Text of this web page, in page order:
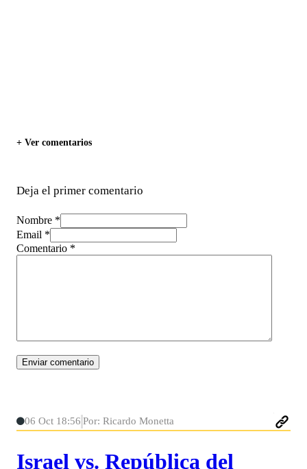
+ Ver comentarios
Deja el primer comentario
Nombre *
Email *
Comentario *
06 Oct 18:56 Por: Ricardo Monetta
Israel vs. República del